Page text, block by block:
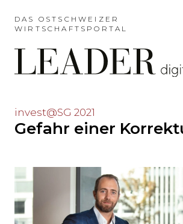
das
Hauptmenü
auslassen
und
Inhalt
springen?
DAS OSTSCHWEIZER
WIRTSCHAFTSPORTAL
Möchten
auslassen
und
direkt
zum
invest@SG 2021
Gefahr einer